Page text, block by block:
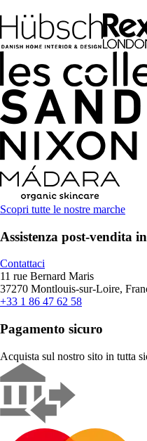
Scopri tutte le nostre marche
Assistenza post-vendita
Contattaci
11 rue Bernard Maris
37270 Montlouis-sur-Loire,
+33 1 86 47 62 58
Pagamento sicuro
Acquista sul nostro sito in tutta